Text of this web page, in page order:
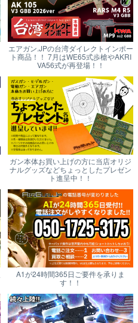
エアガン.JPの台湾ダイレクトインポー
ト商品！！ 7月はWE65式歩槍やAKRI
VA56式が再登場！！
ガン本体お買い上げの方に当店オリジ
ナルグッズなどちょっとしたプレゼン
ト進呈中！！
A1が24時間365日ご要件を承りま
す！！